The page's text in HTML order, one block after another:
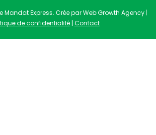
Mandat Express. Crée par Web Growth Agency |
de confidentialité| Contact